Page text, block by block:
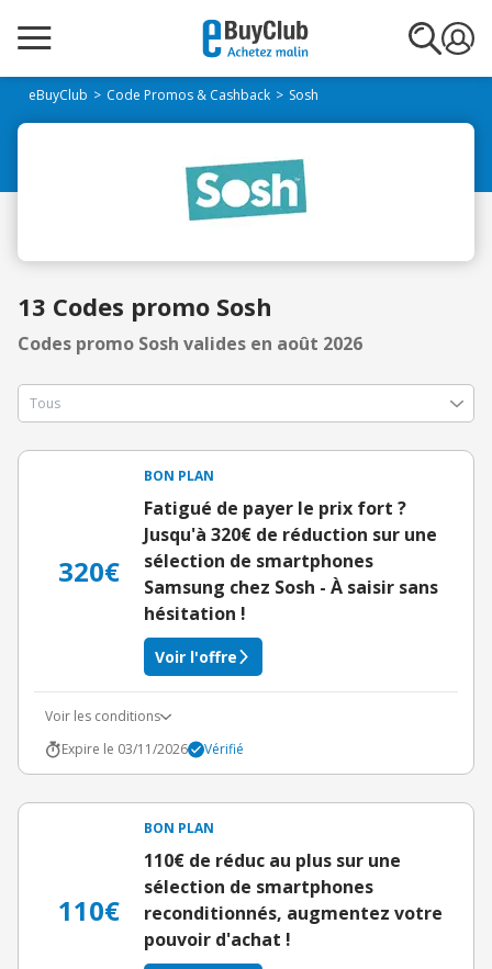
eBuyClub Code Promos & Cashback Sosh
13 Codes promo Sosh
Codes promo Sosh valides en août 2026
320€
BON PLAN
Fatigué de payer le prix fort ?
Jusqu'à 320€ de réduction sur une
sélection de smartphones
Samsung chez Sosh - À saisir sans
hésitation !
Voir l'offre
Voir les conditions
Expire le 03/11/2026
Vérifié
110€
BON PLAN
110€ de réduc au plus sur une
sélection de smartphones
reconditionnés, augmentez votre
pouvoir d'achat !